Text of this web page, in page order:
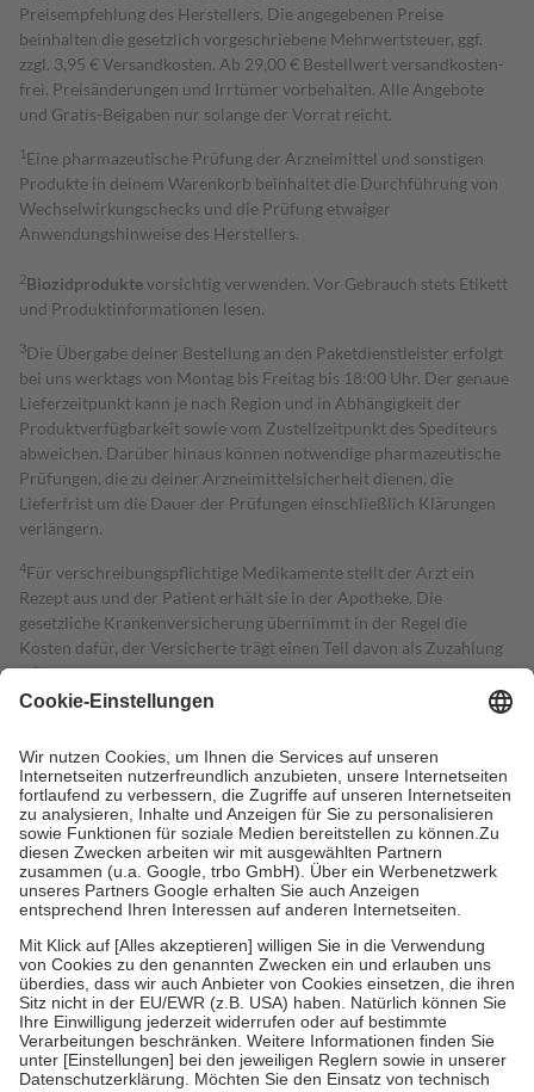
Preisempfehlung des Herstellers. Die angegebenen Preise
beinhalten die gesetzlich vorgeschriebene Mehrwertsteuer, ggf.
zzgl. 3,95 € Versandkosten. Ab 29,00 € Bestell­wert versand­kosten­
frei. Preisänderungen und Irrtümer vorbehalten. Alle Angebote
und Gratis-Beigaben nur solange der Vorrat reicht.
1 Eine pharmazeutische Prüfung der Arzneimittel und sonstigen
Produkte in deinem Warenkorb beinhaltet die Durchführung von
Wechselwirkungschecks und die Prüfung etwaiger
Anwendungshinweise des Herstellers.
2Biozidproduktevorsichtig verwenden. Vor Gebrauch stets Etikett
und Produktinformationen lesen.
3Die Übergabe deiner Bestellung an den Paketdienstleister erfolgt
bei uns werktags von Montag bis Freitag bis 18:00 Uhr. Der genaue
Lieferzeitpunkt kann je nach Region und in Abhängigkeit der
Produktverfügbarkeit sowie vom Zustellzeitpunkt des Spediteurs
abweichen. Darüber hinaus können notwendige pharmazeutische
Prüfungen, die zu deiner Arzneimittelsicherheit dienen, die
Lieferfrist um die Dauer der Prüfungen einschließlich Klärungen
verlängern.
4Für verschreibungspflichtige Medikamente stellt der Arzt ein
Rezept aus und der Patient erhält sie in der Apotheke. Die
gesetzliche Krankenversicherung übernimmt in der Regel die
Kosten dafür, der Versicherte trägt einen Teil davon als Zuzahlung
mit.
Grundsätzlich leisten Mitglieder Zuzahlungen in Höhe von zehn
höchstens zehn Euro.
Es sind jedoch nie mehr als die tatsächlichen
Kosten der Leistung zu entrichten.
Diese Regeln gelten grundsätzlich auch für Online-Apotheken.
Bei Heilmitteln und häuslicher Krankenpflege beträgt die
Zuzahlung zehn Prozent der Kosten sowie zehn Euro je
Verordnung.
Um das Engagement der Versicherten für ihre eigene Gesundheit zu
stärken und die besondere Stellung der Familie zu unterstützen,
fallenkeine Zuzahlungenan bei:
• Kindern und Jugendlichen bis zum vollendeten 18. Lebensjahr
mit Ausnahme der Fahrkosten
• Untersuchungen zur Vorsorge und Früherkennung, die von der
GKV getragen werden
• empfohlenen Schutzimpfungen